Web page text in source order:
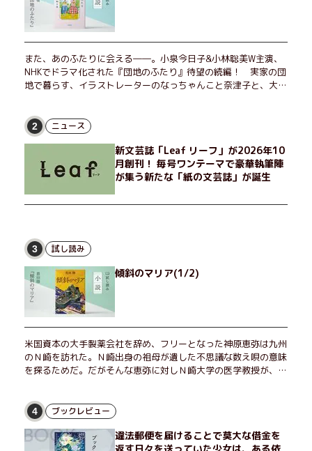
また、あのふたりに会える――。小泉今日子&小林聡美W主演、
NHKでドラマ化された『団地のふたり』待望の続編！ 実家の団
地で暮らす、イラストレーターのなっちゃんこと奈津子と、大学
げたり、部屋でふたりだけの「台湾映画祭」を催したり。50代
独身、幼なじみの変わらぬ友情とささやかな幸せの日々を描く。
2 ニュース
新文芸誌「Leaf リーフ」が2026年10
月創刊！ 毎号ワンテーマで豪華執筆陣
が集う新たな「紙の文芸誌」が誕生
3 試し読み
傾斜のマリア(1/2)
米国資本の大手製薬会社を辞め、フリーとなった神原恵弥は九州
のＮ崎を訪れた。Ｎ崎出身の祖母が遺した不思議な数え唄の意味
を探るためだ。だがそんな恵弥に対しＮ崎大学の医学教授が、米
恵弥は、まるで影のような存在の博士とまみえることはできるの
か？ そして、唄の歌詞「かたむくマリア」に込められた秘密と
は？ 謎めいたラストが鮮烈な余韻を残すシリーズ第四作！
4 ブックレビュー
違法郵便を届けることで莫大な借金を